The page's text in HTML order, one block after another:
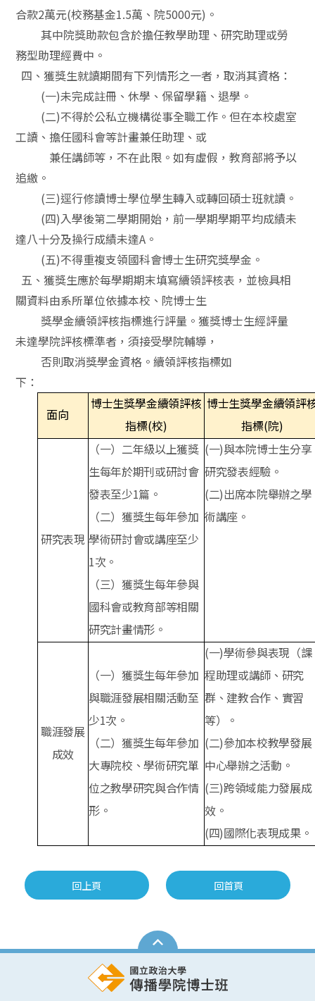
合款2萬元(校務基金1.5萬、院5000元) 。
其中院獎助款包含於擔任教學助理、研究助理或勞
務型助理經費中。
四、獲獎生就讀期間有下列情形之一者，取消其資格：
(一)未完成註冊、休學、保留學籍、退學。
(二)不得於公私立機構從事全職工作。但在本校處室
工讀、擔任國科會等計畫兼任助理、或
兼任講師等，不在此限。如有虛假，教育部將予以
追繳。
(三)逕行修讀博士學位學生轉入或轉回碩士班就讀。
(四)入學後第二學期開始，前一學期學期平均成績未
達八十分及操行成績未達A 。
(五)不得重複支領國科會博士生研究獎學金。
五、獲獎生應於每學期期末填寫續領評核表，並檢具相
關資料由系所單位依據本校、院博士生
獎學金續領評核指標進行評量。獲獎博士生經評量
未達學院評核標準者，須接受學院輔導，
否則取消獎學金資格。續領評核指標如
下：
面向
博士生獎學金續領評核
指標(校)
博士生獎學金續領評
指標(院)
研究表現
（一）二年級以上獲獎
生每年於期刊或研討會
發表至少1篇。
（二）獲獎生每年參加
學術研討會或講座至少
1次。
（三）獲獎生每年參與
國科會或教育部等相關
研究計畫情形。
(一)與本院博士生分享
研究發表經驗。
(二)出席本院舉辦之學
術講座。
職涯發展
成效
（一）獲獎生每年參加
與職涯發展相關活動至
少1次。
（二）獲獎生每年參加
大專院校、學術研究單
位之教學研究與合作情
形。
(一)學術參與表現（課
程助理或講師、研究
群、建教合作、實習
等）。
(二)參加本校教學發展
中心舉辦之活動。
(三)跨領域能力發展成
效。
(四)國際化表現成果。
回上頁 回首頁